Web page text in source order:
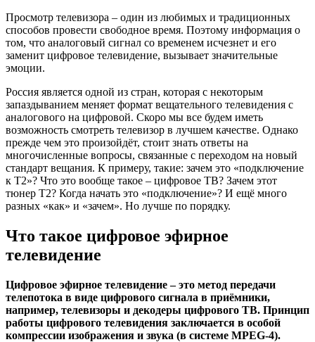
Просмотр телевизора – один из любимых и традиционных
способов провести свободное время. Поэтому информация о
том, что аналоговый сигнал со временем исчезнет и его
заменит цифровое телевидение, вызывает значительные
эмоции.
Россия является одной из стран, которая с некоторым
запаздыванием меняет формат вещательного телевидения с
аналогового на цифровой. Скоро мы все будем иметь
возможность смотреть телевизор в лучшем качестве. Однако
прежде чем это произойдёт, стоит знать ответы на
многочисленные вопросы, связанные с переходом на новый
стандарт вещания. К примеру, такие: зачем это «подключение
к Т2»? Что это вообще такое – цифровое ТВ? Зачем этот
тюнер Т2? Когда начать это «подключение»? И ещё много
разных «как» и «зачем». Но лучше по порядку.
Что такое цифровое эфирное
телевидение
Цифровое эфирное телевидение – это метод передачи
телепотока в виде цифрового сигнала в приёмники,
например, телевизоры и декодеры цифрового ТВ. Принцип
работы цифрового телевидения заключается в особой
компрессии изображения и звука (в системе MPEG-4).